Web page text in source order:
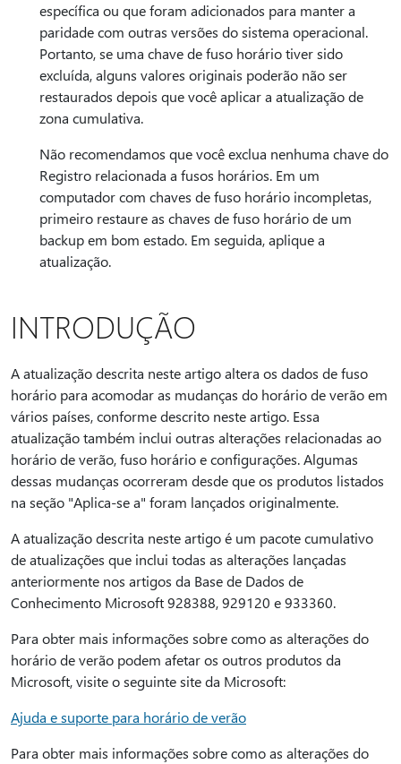
específica ou que foram adicionados para manter a
paridade com outras versões do sistema operacional.
Portanto, se uma chave de fuso horário tiver sido
excluída, alguns valores originais poderão não ser
restaurados depois que você aplicar a atualização de
zona cumulativa.
Não recomendamos que você exclua nenhuma chave do
Registro relacionada a fusos horários. Em um
computador com chaves de fuso horário incompletas,
primeiro restaure as chaves de fuso horário de um
backup em bom estado. Em seguida, aplique a
atualização.
INTRODUÇÃO
A atualização descrita neste artigo altera os dados de fuso
horário para acomodar as mudanças do horário de verão em
vários países, conforme descrito neste artigo. Essa
atualização também inclui outras alterações relacionadas ao
horário de verão, fuso horário e configurações. Algumas
dessas mudanças ocorreram desde que os produtos listados
na seção "Aplica-se a" foram lançados originalmente.
A atualização descrita neste artigo é um pacote cumulativo
de atualizações que inclui todas as alterações lançadas
anteriormente nos artigos da Base de Dados de
Conhecimento Microsoft 928388, 929120 e 933360.
Para obter mais informações sobre como as alterações do
horário de verão podem afetar os outros produtos da
Microsoft, visite o seguinte site da Microsoft:
Ajuda e suporte para horário de verão
Para obter mais informações sobre como as alterações do